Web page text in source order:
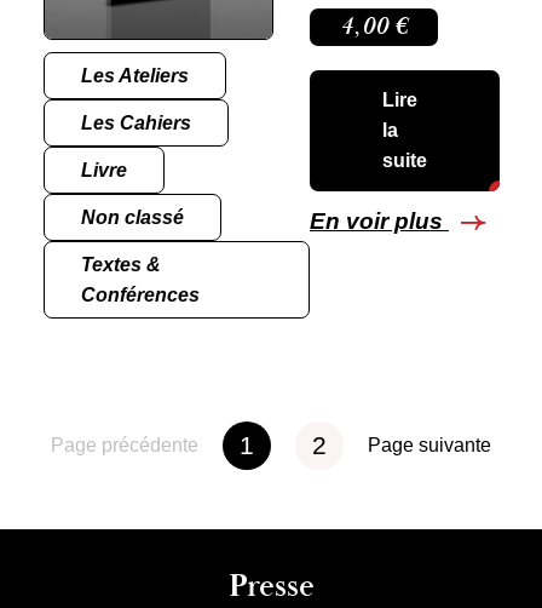
Les Ateliers
Les Cahiers
Livre
Non classé
Textes &
Conférences
4,00 €
Lire
la
suite
En voir plus
Page précédente 1 2 Page suivante
Presse